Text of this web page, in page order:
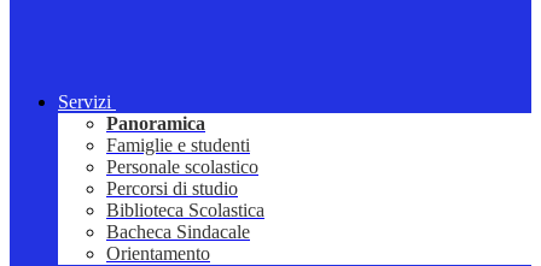
Servizi
Panoramica
Famiglie e studenti
Personale scolastico
Percorsi di studio
Biblioteca Scolastica
Bacheca Sindacale
Orientamento